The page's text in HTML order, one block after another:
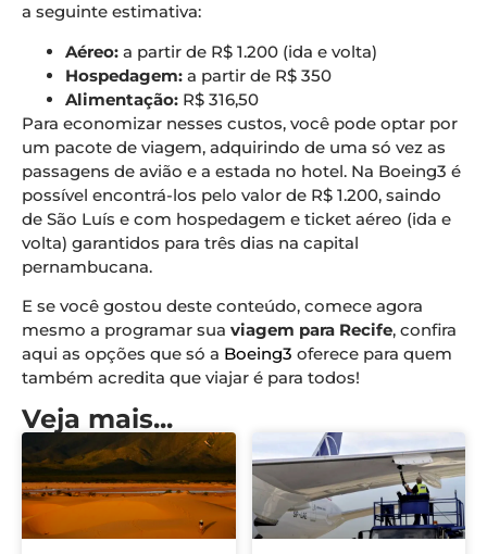
a seguinte estimativa:
Aéreo: a partir de R$ 1.200 (ida e volta)
Hospedagem: a partir de R$ 350
Alimentação: R$ 316,50
Para economizar nesses custos, você pode optar por
um pacote de viagem, adquirindo de uma só vez as
passagens de avião e a estada no hotel. Na Boeing3 é
possível encontrá-los pelo valor de R$ 1.200, saindo
de São Luís e com hospedagem e ticket aéreo (ida e
volta) garantidos para três dias na capital
pernambucana.
E se você gostou deste conteúdo, comece agora
mesmo a programar sua viagem para Recife, confira
aqui as opções que só a Boeing3 oferece para quem
também acredita que viajar é para todos!
Veja mais...